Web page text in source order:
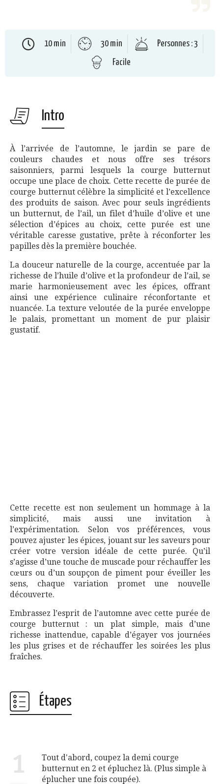
10 min 30 min
Personnes : 3
Facile
Intro
À l’arrivée de l’automne, le jardin se pare de
couleurs chaudes et nous offre ses trésors
saisonniers, parmi lesquels la courge butternut
occupe une place de choix. Cette recette de purée de
courge butternut célèbre la simplicité et l’excellence
des produits de saison. Avec pour seuls ingrédients
un butternut, de l’ail, un filet d’huile d’olive et une
sélection d’épices au choix, cette purée est une
véritable caresse gustative, prête à réconforter les
papilles dès la première bouchée.
La douceur naturelle de la courge, accentuée par la
richesse de l’huile d’olive et la profondeur de l’ail, se
marie harmonieusement avec les épices, offrant
ainsi une expérience culinaire réconfortante et
nuancée. La texture veloutée de la purée enveloppe
le palais, promettant un moment de pur plaisir
gustatif.
Cette recette est non seulement un hommage à la
simplicité, mais aussi une invitation à
l’expérimentation. Selon vos préférences, vous
pouvez ajuster les épices, jouant sur les saveurs pour
créer votre version idéale de cette purée. Qu’il
s’agisse d’une touche de muscade pour réchauffer les
cœurs ou d’un soupçon de piment pour éveiller les
sens, chaque variation promet une nouvelle
découverte.
Embrassez l’esprit de l’automne avec cette purée de
courge butternut : un plat simple, mais d’une
richesse inattendue, capable d’égayer vos journées
les plus grises et de réchauffer les soirées les plus
fraîches.
Étapes
1
Tout d'abord, coupez la demi courge
butternut en 2 et épluchez là. (Plus simple à
éplucher une fois coupée).